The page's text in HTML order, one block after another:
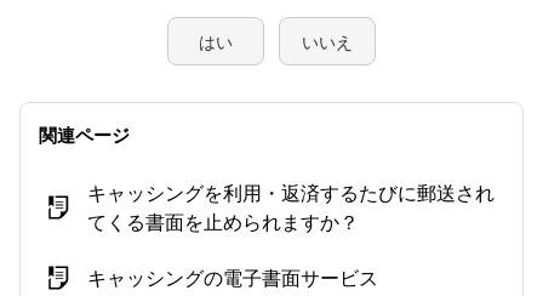
はい いいえ
関連ページ
キャッシングを利用・返済するたびに郵送され
てくる書面を止められますか？
キャッシングの電子書面サービス